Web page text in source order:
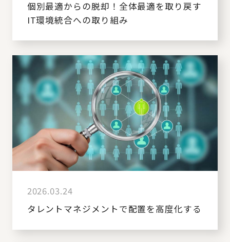
個別最適からの脱却！全体最適を取り戻す
IT環境統合への取り組み
2026.03.24
タレントマネジメントで配置を高度化する